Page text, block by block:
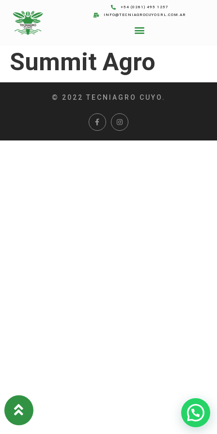
+54 (0261) 495 1257
INFO@TECNIAGROCUYOSRL.COM.AR
Summit Agro
© 2022 TECNIAGRO CUYO.